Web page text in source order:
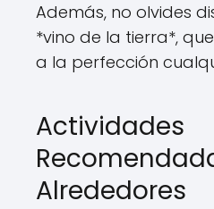
Además, no olvides
*vino de la tierra*,
a la perfección
Actividades
Alrededores